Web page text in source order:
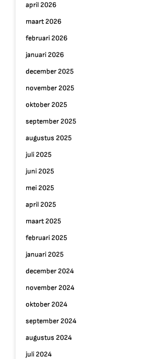
april 2026
maart 2026
februari 2026
januari 2026
december 2025
november 2025
oktober 2025
september 2025
augustus 2025
juli 2025
juni 2025
mei 2025
april 2025
maart 2025
februari 2025
januari 2025
december 2024
november 2024
oktober 2024
september 2024
augustus 2024
juli 2024